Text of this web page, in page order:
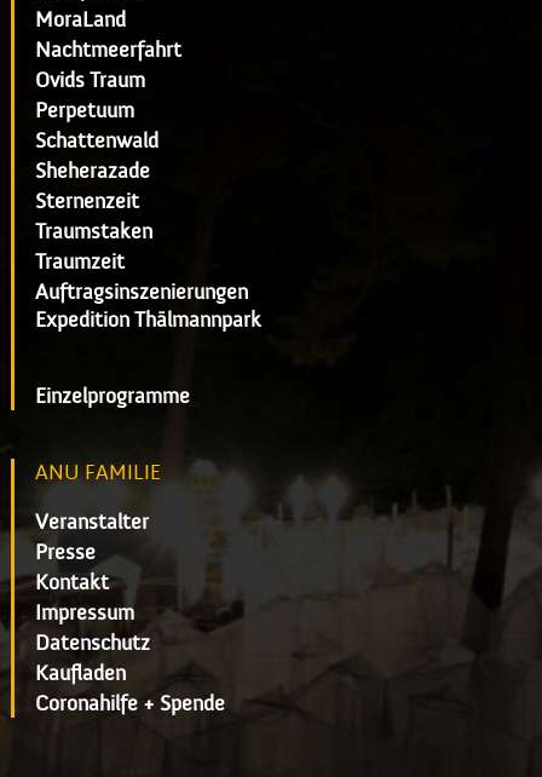
MoraLand
Nachtmeerfahrt
Ovids Traum
Perpetuum
Schattenwald
Sheherazade
Sternenzeit
Traumstaken
Traumzeit
Auftragsinszenierungen
Expedition Thälmannpark
Einzelprogramme
ANU FAMILIE
Veranstalter
Presse
Kontakt
Impressum
Datenschutz
Kaufladen
Coronahilfe + Spende